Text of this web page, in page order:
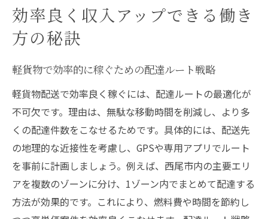
効率良く収入アップできる働き
方の秘訣
軽貨物で効率的に稼ぐための配達ルート戦略
軽貨物配送で効率良く稼ぐには、配達ルートの最適化が
不可欠です。理由は、無駄な移動時間を削減し、より多
くの配達件数をこなせるためです。具体的には、配送先
の地理的な近接性を考慮し、GPSや専用アプリでルート
を事前に計画しましょう。例えば、西尾市内の主要エリ
アを複数のゾーンに分け、1ゾーン内でまとめて配達する
方法が効果的です。これにより、燃料費や時間を節約し